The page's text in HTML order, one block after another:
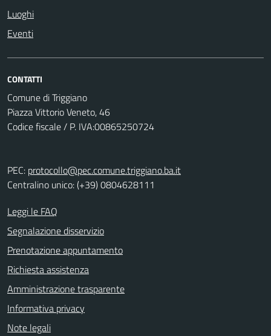
Luoghi
Eventi
CONTATTI
Comune di Triggiano
Piazza Vittorio Veneto, 46
Codice fiscale / P. IVA:00865250724
PEC: protocollo@pec.comune.triggiano.ba.it
Centralino unico: (+39) 0804628111
Leggi le FAQ
Segnalazione disservizio
Prenotazione appuntamento
Richiesta assistenza
Amministrazione trasparente
Informativa privacy
Note legali